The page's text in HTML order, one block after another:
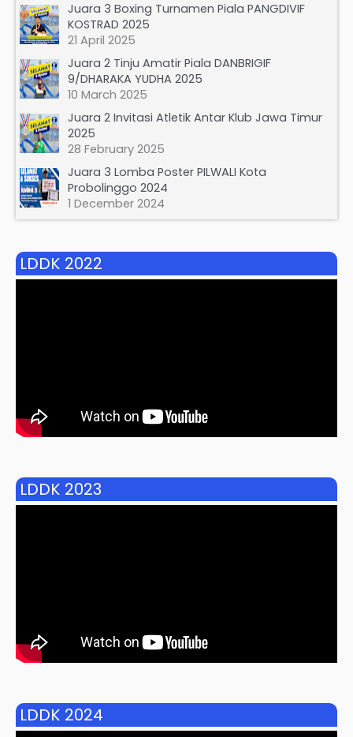
Juara 3 Boxing Turnamen Piala PANGDIVIF
KOSTRAD 2025
21 April 2025
Juara 2 Tinju Amatir Piala DANBRIGIF
9/DHARAKA YUDHA 2025
10 March 2025
Juara 2 Invitasi Atletik Antar Klub Jawa Timur
2025
28 February 2025
Juara 3 Lomba Poster PILWALI Kota
Probolinggo 2024
1 December 2024
LDDK 2022
LDDK 2023
LDDK 2024